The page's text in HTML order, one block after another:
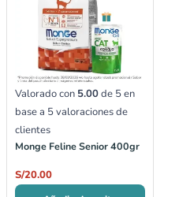
Valorado con 5.00de 5 en
base a 5valoraciones de
clientes
Monge Feline Senior 400gr
S/20.00